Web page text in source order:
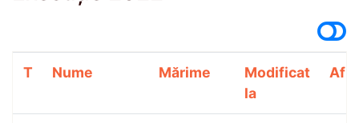
T Nume Mărime
Modificat
la